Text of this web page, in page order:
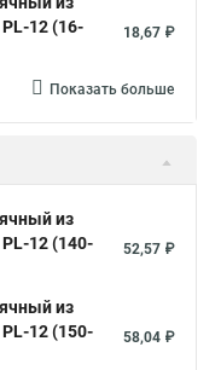
кислородные шланги
для шрус
труб
12 (16-
18,67 ₽
Показать больше
из
12 (140-
52,57 ₽
из
12 (150-
58,04 ₽